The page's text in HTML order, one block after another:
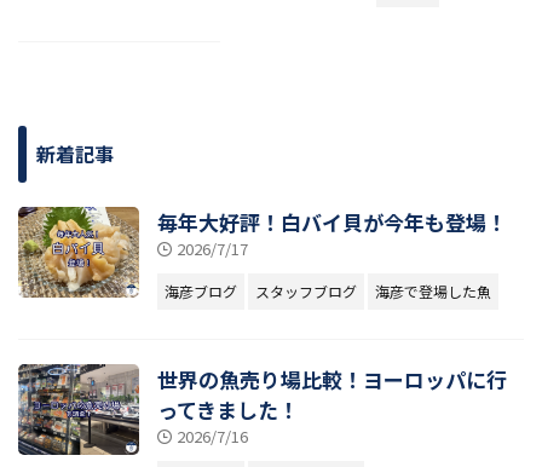
新着記事
毎年大好評！白バイ貝が今年も登場！
2026/7/17
海彦ブログ スタッフブログ 海彦で登場した魚
世界の魚売り場比較！ヨーロッパに行
ってきました！
2026/7/16